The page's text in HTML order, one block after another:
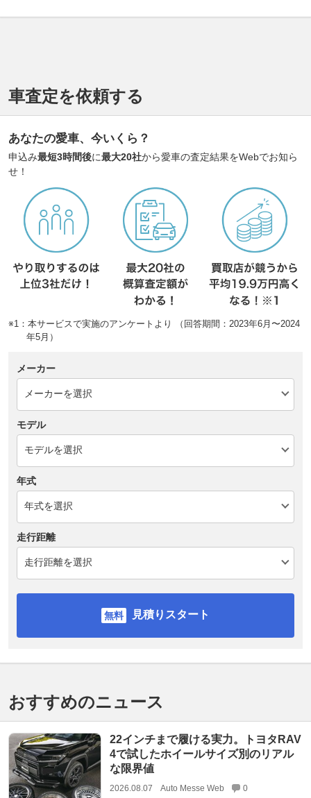
車査定を依頼する
あなたの愛車、今いくら？
申込み最短3時間後に最大20社から愛車の査定結果をWebでお知ら
せ！
※1：本サービスで実施のアンケートより （回答期間：2023年6月〜2024
年5月）
メーカー
モデル
年式
走行距離
見積りスタート
おすすめのニュース
22インチまで履ける実力。トヨタRAV
4で試したホイールサイズ別のリアル
な限界値
2026.08.07 Auto Messe Web 0